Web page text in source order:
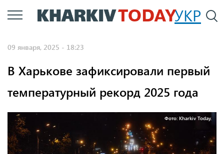
Перейти
к
УКР
09 января, 2025 - 18:23
В Харькове зафиксировали первый
температурный рекорд 2025 года
Фото: Kharkiv Today.